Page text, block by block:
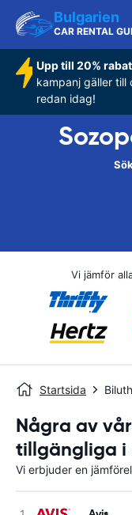
Bulgarien
CAR RENTAL
Upp till 20%
kampanj gäller till
redan idag!
Vi jämför
Startsida
Några av
tillgängliga i
Vi erbjuder en